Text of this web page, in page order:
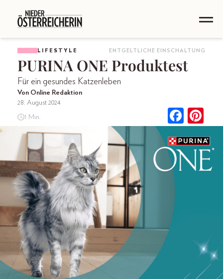
LIFESTYLE ENTGELTLICHE EINSCHALTUNG
PURINA ONE Produktest
Für ein gesundes Katzenleben
Von Online Redaktion
28. August 2024
1 Min.